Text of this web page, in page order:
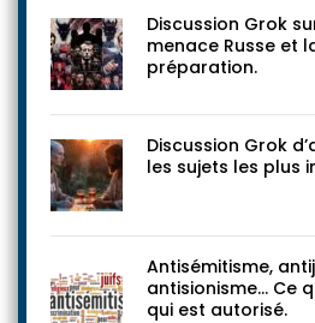
Discussion Grok
menace Russe et
préparation.
Discussion Grok
les sujets les plus
Antisémitisme,
antisionisme… Ce
qui est autorisé.